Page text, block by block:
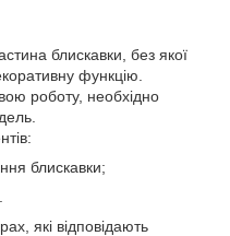
блискавки, без якої
функцію.
роботу, необхідно
блискавки;
які відповідають